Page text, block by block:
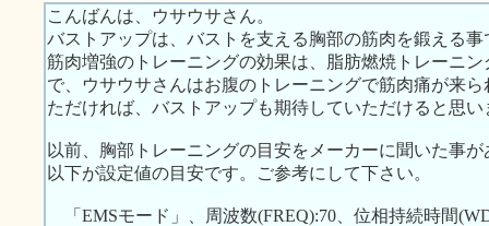
こんばんは、ウサウサさん。
バストアップは、バストを支える胸部の筋肉を鍛える
筋肉増強のトレーニングの効果は、脂肪燃焼トレーニ
で、ウサウサさんはお腹のトレーニングで筋肉痛が来
ただければ、バストアップも期待していただけると思い
以前、胸部トレーニングの目安をメーカーに聞いた事が
以下が設定値の目安です。ご参考にして下さい。
「EMSモード」、周波数(FREQ):70、位相持続時間